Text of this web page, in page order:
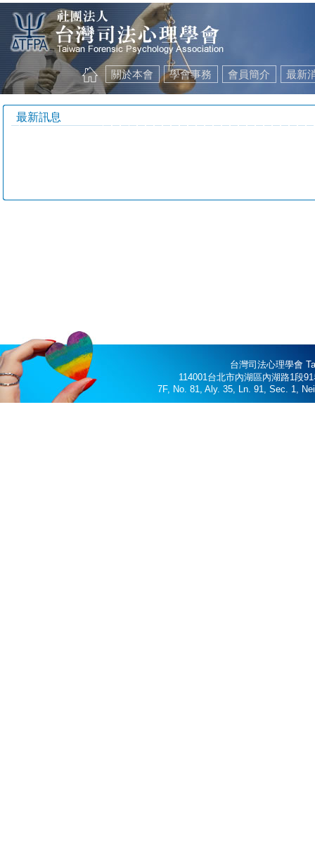
關於本會 學會事務 會員簡介 最新
最新訊息
台灣司法心理學會
114001台北市內湖區內湖路1段
7F, No. 81, Aly. 35, Ln. 91, Sec. 1,